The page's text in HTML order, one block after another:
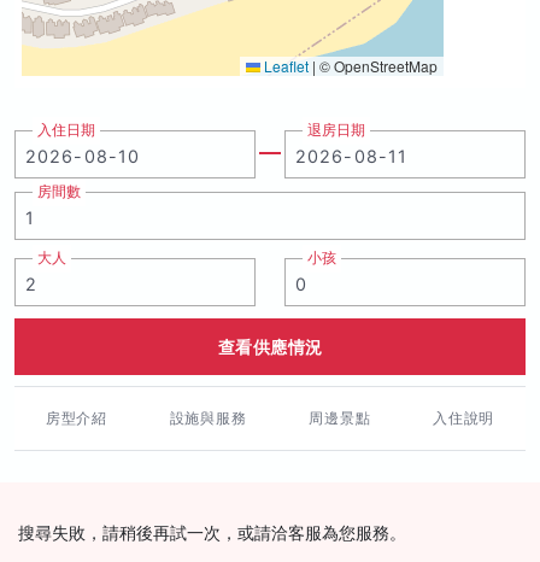
Leaflet | © OpenStreetMap
入住日期 退房日期
房間數
大人 小孩
查看供應情況
房型介紹 設施與服務 周邊景點 入住說明
搜尋失敗，請稍後再試一次，或請洽客服為您服務。